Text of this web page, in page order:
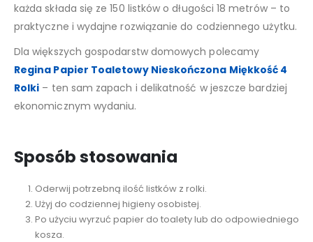
każda składa się ze 150 listków o długości 18 metrów – to
praktyczne i wydajne rozwiązanie do codziennego użytku.
Dla większych gospodarstw domowych polecamy
Regina Papier Toaletowy Nieskończona Miękkość 4
Rolki – ten sam zapach i delikatność w jeszcze bardziej
ekonomicznym wydaniu.
Sposób stosowania
Oderwij potrzebną ilość listków z rolki.
Użyj do codziennej higieny osobistej.
Po użyciu wyrzuć papier do toalety lub do odpowiedniego
kosza.